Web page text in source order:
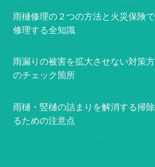
雨樋修理の２つの方法と火災保険
修理する全知識
雨漏りの被害を拡大させない対策
のチェック箇所
雨樋・竪樋の詰まりを解消する掃
るための注意点